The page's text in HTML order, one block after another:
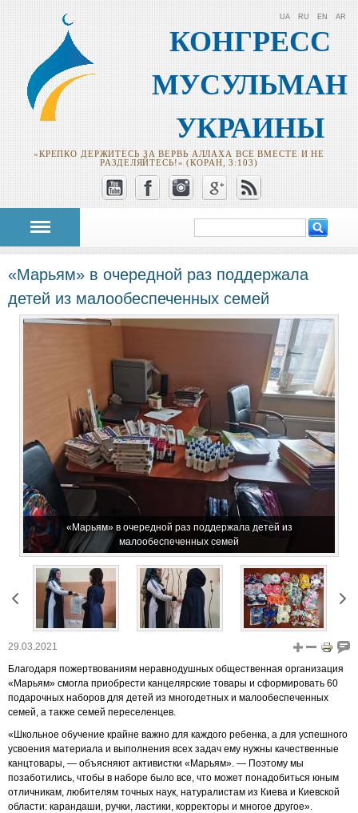
КОНГРЕСС
МУСУЛЬМАН
УКРАИНЫ
«КРЕПКО ДЕРЖИТЕСЬ ЗА ВЕРВЬ АЛЛАХА ВСЕ ВМЕСТЕ И НЕ
РАЗДЕЛЯЙТЕСЬ!» (КОРАН, 3:103)
UA RU EN AR
Форма поиска
«Марьям» в очередной раз поддержала
детей из малообеспеченных семей
«Марьям» в очередной раз поддержала детей из
малообеспеченных семей
29.03.2021
Благодаря пожертвованиям неравнодушных общественная организация
«Марьям» смогла приобрести канцелярские товары и сформировать 60
подарочных наборов для детей из многодетных и малообеспеченных
семей, а также семей переселенцев.
«Школьное обучение крайне важно для каждого ребенка, а для успешного
усвоения материала и выполнения всех задач ему нужны качественные
канцтовары, — объясняют активистки «Марьям». — Поэтому мы
позаботились, чтобы в наборе было все, что может понадобиться юным
отличникам, любителям точных наук, натуралистам из Киева и Киевской
области: карандаши, ручки, ластики, корректоры и многое другое».